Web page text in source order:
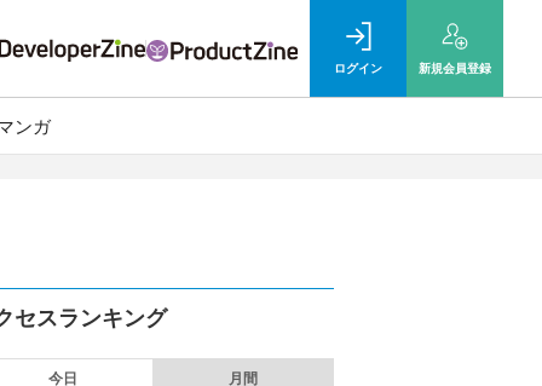
ログイン 新規会員登録
ンガ
セスランキング
今日 月間